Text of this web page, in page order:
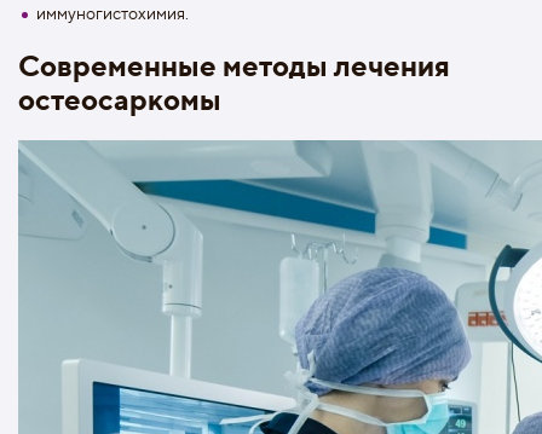
иммуногистохимия.
Современные методы лечения
остеосаркомы